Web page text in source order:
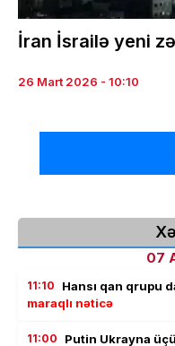
İran İsrailə yeni
26 Mart 2026 - 10:10
07
11:10 Hansı qan qrupu
maraqlı nəticə
11:00
Putin Ukrayna